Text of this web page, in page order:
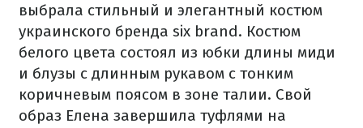
выбрала стильный и элегантный костюм
украинского бренда six brand. Костюм
белого цвета состоял из юбки длины миди
и блузы с длинным рукавом с тонким
коричневым поясом в зоне талии. Свой
образ Елена завершила туфлями на